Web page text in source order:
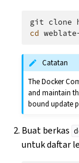
git clone
cd
Catatan
The Docker
and maintain
bound update
Buat berkas
untuk daftar